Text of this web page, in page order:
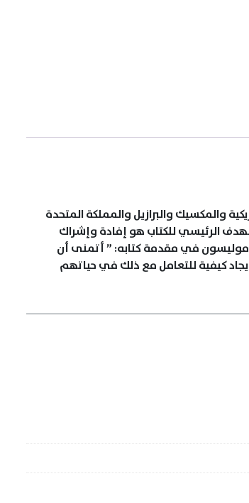
والمكسيك والبرازيل والمملكة المتحدة
الرئيسي للكتاب هو إفادة وإشراك
موليسون في مقدمة كتابه: ” أتمنى أن
كيفية للتعامل مع ذلك في حياتهم